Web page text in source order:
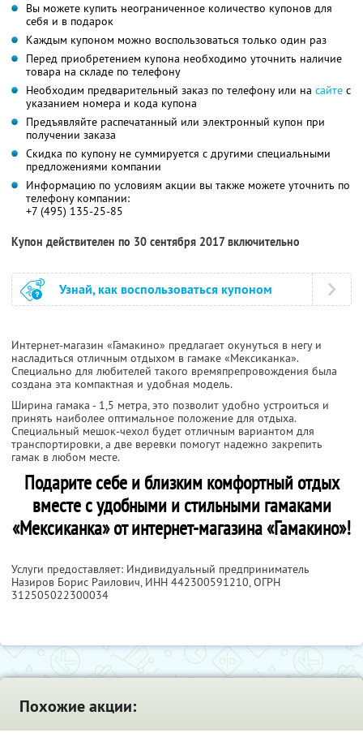
Вы можете купить неограниченное количество купонов для
себя и в подарок
Каждым купоном можно воспользоваться только один раз
Перед приобретением купона необходимо уточнить наличие
товара на складе по телефону
Необходим предварительный заказ по телефону или на сайте с
указанием номера и кода купона
Предъявляйте распечатанный или электронный купон при
получении заказа
Скидка по купону не суммируется с другими специальными
предложениями компании
Информацию по условиям акции вы также можете уточнить по
телефону компании:
+7 (495) 135-25-85
Купон действителен по 30 сентября 2017 включительно
Узнай, как воспользоваться купоном
Интернет-магазин «Гамакино» предлагает окунуться в негу и
насладиться отличным отдыхом в гамаке «Мексиканка».
Специально для любителей такого времяпрепровождения была
создана эта компактная и удобная модель.
Ширина гамака - 1,5 метра, это позволит удобно устроиться и
принять наиболее оптимальное положение для отдыха.
Специальный мешок-чехол будет отличным вариантом для
транспортировки, а две веревки помогут надежно закрепить
гамак в любом месте.
Подарите себе и близким комфортный отдых
вместе с удобными и стильными гамаками
«Мексиканка» от интернет-магазина «Гамакино»!
Услуги предоставляет: Индивидуальный предприниматель
Назиров Борис Раилович, ИНН 442300591210, ОГРН
312505022300034
Похожие акции: